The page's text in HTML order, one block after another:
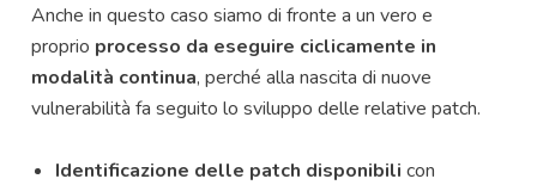
Anche in questo caso siamo di fronte a un vero e
proprio processo da eseguire ciclicamente in
modalità continua, perché alla nascita di nuove
vulnerabilità fa seguito lo sviluppo delle relative patch.
Identificazione delle patch disponibili con